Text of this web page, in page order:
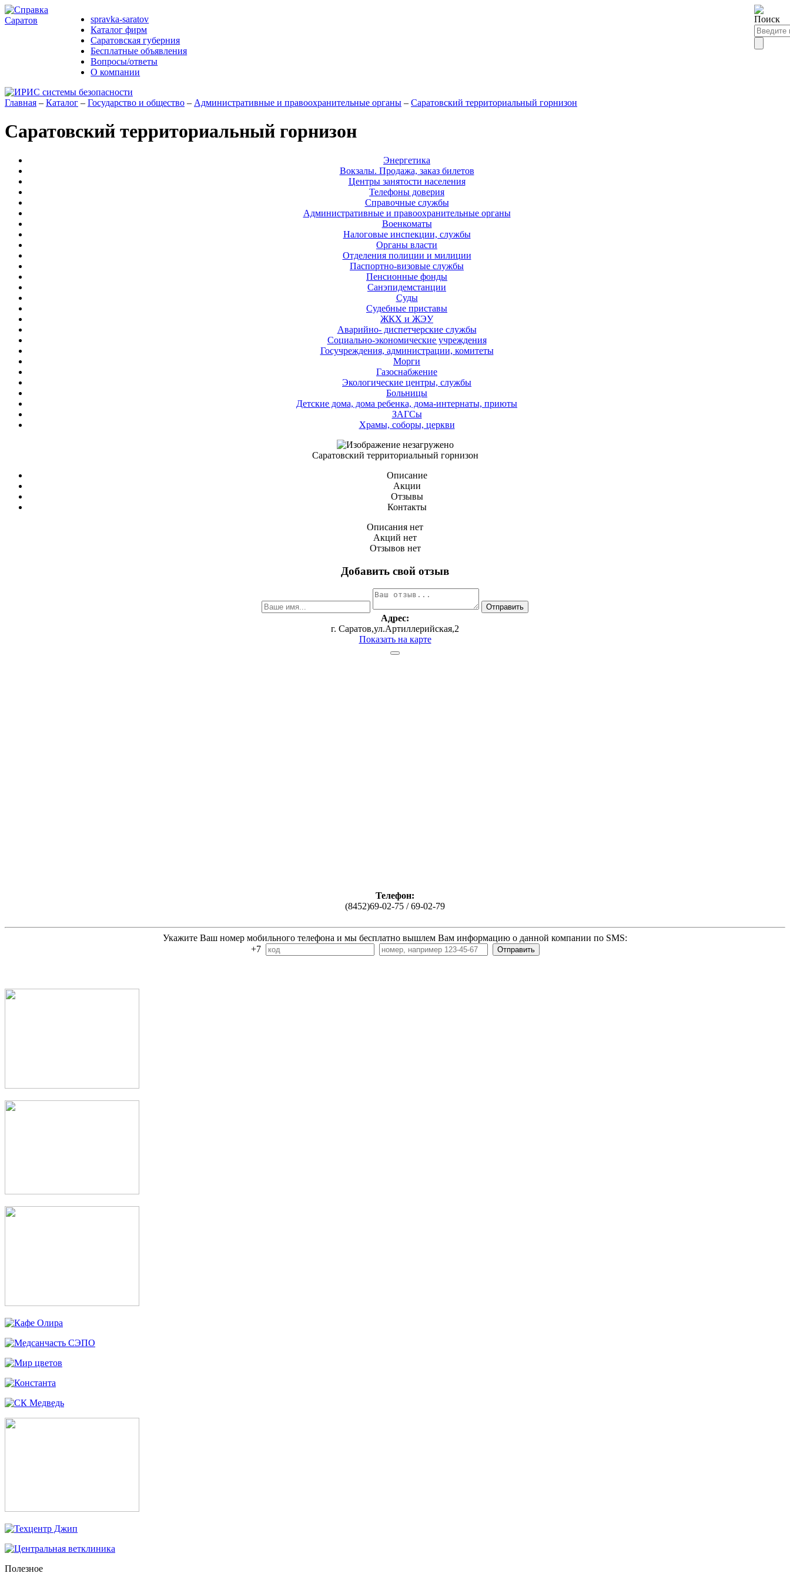
spravka-saratov
Каталог фирм
Саратовская губерния
Бесплатные объявления
Вопросы/ответы
О компании
Главная – Каталог – Государство и общество – Административные и правоохранительные органы – Саратовский территориальный горнизон
Саратовский территориальный горнизон
Энергетика
Вокзалы. Продажа, заказ билетов
Центры занятости населения
Телефоны доверия
Справочные службы
Административные и правоохранительные органы
Военкоматы
Налоговые инспекции, службы
Органы власти
Отделения полиции и милиции
Паспортно-визовые службы
Пенсионные фонды
Санэпидемстанции
Суды
Судебные приставы
ЖКХ и ЖЭУ
Аварийно- диспетчерские службы
Социально-экономические учреждения
Госучреждения, администрации, комитеты
Морги
Газоснабжение
Экологические центры, службы
Больницы
Детские дома, дома ребенка, дома-интернаты, приюты
ЗАГСы
Храмы, соборы, церкви
Саратовский территориальный горнизон
Описание
Акции
Отзывы
Контакты
Описания нет
Акций нет
Отзывов нет
Добавить свой отзыв
Адрес:
г. Саратов,ул.Артиллерийская,2
Показать на карте
Телефон:
(8452)69-02-75 / 69-02-79
Укажите Ваш номер мобильного телефона и мы бесплатно вышлем Вам информацию о данной компании по SMS:
+7
Полезное